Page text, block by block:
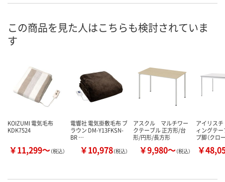
この商品を見た人はこちらも検討されていま
す
KOIZUMI 電気毛布
KDK7524
￥11,299～（税込）
電響社 電気掛敷毛布 ブ
ラウン DM-Y13FKSN-
BR …
￥10,978（税込）
アスクル マルチワー
クテーブル 正方形/台
形/円形/長方形
￥9,980～（税込）
アイリス
ィングテ
プ脚（クロ
￥